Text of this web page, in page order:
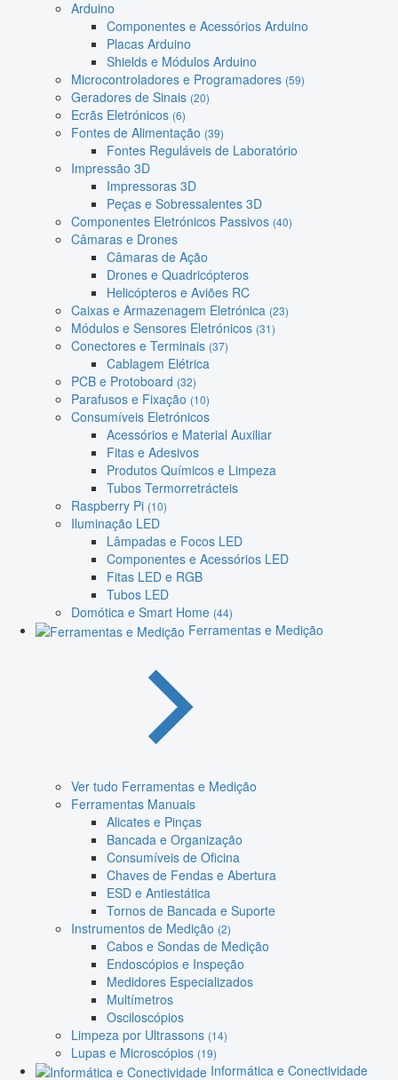
Arduino
Componentes e Acessórios Arduino
Placas Arduino
Shields e Módulos Arduino
Microcontroladores e Programadores (59)
Geradores de Sinais (20)
Ecrãs Eletrónicos (6)
Fontes de Alimentação (39)
Fontes Reguláveis de Laboratório
Impressão 3D
Impressoras 3D
Peças e Sobressalentes 3D
Componentes Eletrónicos Passivos (40)
Câmaras e Drones
Câmaras de Ação
Drones e Quadricópteros
Helicópteros e Aviões RC
Caixas e Armazenagem Eletrónica (23)
Módulos e Sensores Eletrónicos (31)
Conectores e Terminais (37)
Cablagem Elétrica
PCB e Protoboard (32)
Parafusos e Fixação (10)
Consumíveis Eletrónicos
Acessórios e Material Auxiliar
Fitas e Adesivos
Produtos Químicos e Limpeza
Tubos Termorretrácteis
Raspberry Pi (10)
Iluminação LED
Lâmpadas e Focos LED
Componentes e Acessórios LED
Fitas LED e RGB
Tubos LED
Domótica e Smart Home (44)
Ferramentas e Medição
Ver tudo Ferramentas e Medição
Ferramentas Manuais
Alicates e Pinças
Bancada e Organização
Consumíveis de Oficina
Chaves de Fendas e Abertura
ESD e Antiestática
Tornos de Bancada e Suporte
Instrumentos de Medição (2)
Cabos e Sondas de Medição
Endoscópios e Inspeção
Medidores Especializados
Multímetros
Osciloscópios
Limpeza por Ultrassons (14)
Lupas e Microscópios (19)
Informática e Conectividade